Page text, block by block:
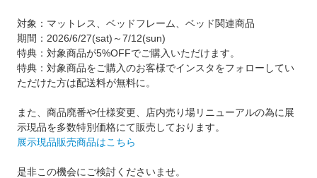
対象：マットレス、ベッドフレーム、ベッド関連商品
期間：2026/6/27(sat)～7/12(sun)
特典：対象商品が5%OFFでご購入いただけます。
特典：対象商品をご購入のお客様でインスタをフォローしてい
ただけた方は配送料が無料に。
また、商品廃番や仕様変更、店内売り場リニューアルの為に展
示現品を多数特別価格にて販売しております。
展示現品販売商品はこちら
是非この機会にご検討くださいませ。